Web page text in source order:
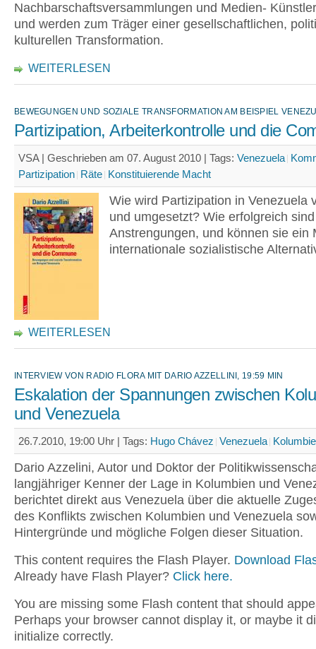
Nachbarschaftsversammlungen und Medien-
und werden zum Träger einer gesellschaftlichen,
kulturellen Transformation.
WEITERLESEN
BEWEGUNGEN UND SOZIALE TRANSFORMATION AM BEISPIEL
Partizipation, Arbeiterkontrolle und die
VSA | Geschrieben am 07. August 2010 | Tags: Venezuela
Partizipation Räte Konstituierende Macht
Wie wird Partizipation in Venezuela
und umgesetzt? Wie erfolgreich
Anstrengungen, und können sie ein
internationale sozialistische
WEITERLESEN
INTERVIEW VON RADIO FLORA MIT DARIO AZZELLINI, 19:59 MIN
Eskalation der Spannungen zwischen
und Venezuela
26.7.2010, 19:00 Uhr | Tags: Hugo Chávez Venezuela
Dario Azzelini, Autor und Doktor der
langjähriger Kenner der Lage in Kolumbien und
berichtet direkt aus Venezuela über die aktuelle
des Konflikts zwischen Kolumbien und Venezuela
Hintergründe und mögliche Folgen dieser Situation.
This content requires the Flash Player. Download
Already have Flash Player? Click here.
You are missing some Flash content that should
Perhaps your browser cannot display it, or maybe it
initialize correctly.